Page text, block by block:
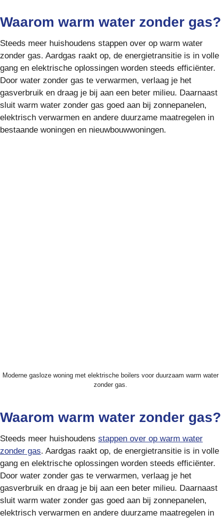
Waarom warm water zonder gas?
Steeds meer huishoudens stappen over op warm water
zonder gas. Aardgas raakt op, de energietransitie is in volle
gang en elektrische oplossingen worden steeds efficiënter.
Door water zonder gas te verwarmen, verlaag je het
gasverbruik en draag je bij aan een beter milieu. Daarnaast
sluit warm water zonder gas goed aan bij zonnepanelen,
elektrisch verwarmen en andere duurzame maatregelen in
bestaande woningen en nieuwbouwwoningen.
Moderne gasloze woning met elektrische boilers voor duurzaam warm water
zonder gas.
Waarom warm water zonder gas?
Steeds meer huishoudens stappen over op warm water
zonder gas. Aardgas raakt op, de energietransitie is in volle
gang en elektrische oplossingen worden steeds efficiënter.
Door water zonder gas te verwarmen, verlaag je het
gasverbruik en draag je bij aan een beter milieu. Daarnaast
sluit warm water zonder gas goed aan bij zonnepanelen,
elektrisch verwarmen en andere duurzame maatregelen in